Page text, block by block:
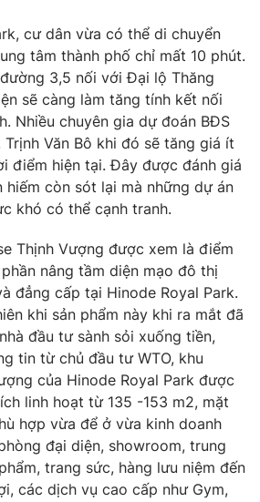
cư dân vừa có thể di chuyển
tâm thành phố chỉ mất 10 phút.
3,5 nối với Đại lộ Thăng
sẽ càng làm tăng tính kết nối
Nhiều chuyên gia dự đoán BĐS
Văn Bô khi đó sẽ tăng giá ít
điểm hiện tại. Đây được đánh giá
hiếm còn sót lại mà những dự án
khó có thể cạnh tranh.
Thịnh Vượng được xem là điểm
nâng tầm diện mạo đô thị
đẳng cấp tại Hinode Royal Park.
khi sản phẩm này khi ra mắt đã
đầu tư sành sỏi xuống tiền,
tin từ chủ đầu tư WTO, khu
của Hinode Royal Park được
linh hoạt từ 135 -153 m2, mặt
hợp vừa để ở vừa kinh doanh
đại diện, showroom, trung
trang sức, hàng lưu niệm đến
các dịch vụ cao cấp như Gym,